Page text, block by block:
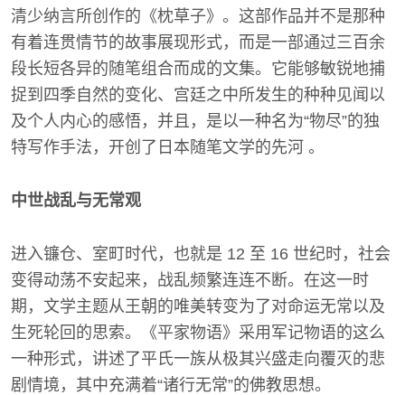
清少纳言所创作的《枕草子》。这部作品并不是那种
有着连贯情节的故事展现形式，而是一部通过三百余
段长短各异的随笔组合而成的文集。它能够敏锐地捕
捉到四季自然的变化、宫廷之中所发生的种种见闻以
及个人内心的感悟，并且，是以一种名为“物尽”的独
特写作手法，开创了日本随笔文学的先河 。
中世战乱与无常观
进入镰仓、室町时代，也就是 12 至 16 世纪时，社会
变得动荡不安起来，战乱频繁连连不断。在这一时
期，文学主题从王朝的唯美转变为了对命运无常以及
生死轮回的思索。《平家物语》采用军记物语的这么
一种形式，讲述了平氏一族从极其兴盛走向覆灭的悲
剧情境，其中充满着“诸行无常”的佛教思想。